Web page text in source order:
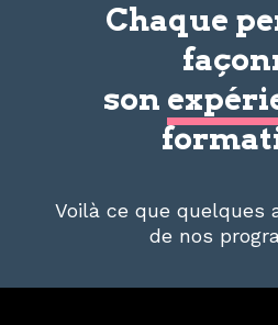
Chaque
son
Voilà ce que quelques
de nos